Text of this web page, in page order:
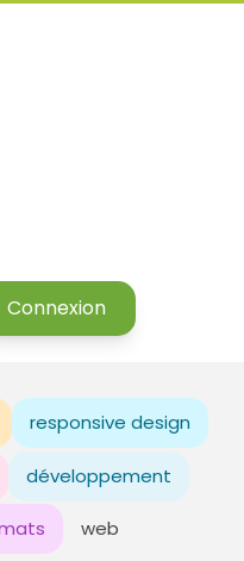
Connexion
responsive design
développement
web